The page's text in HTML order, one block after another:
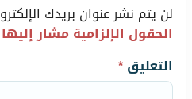
لن يتم نشر عنوان بريدك الإلكتروني.
الحقول الإلزامية مشار إليها بـ*
التعليق*